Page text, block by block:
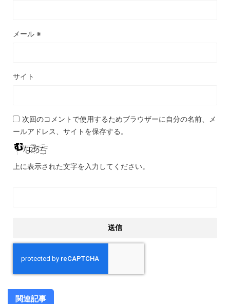
メール ※
サイト
次回のコメントで使用するためブラウザーに自分の名前、メ
ールアドレス、サイトを保存する。
上に表示された文字を入力してください。
関連記事